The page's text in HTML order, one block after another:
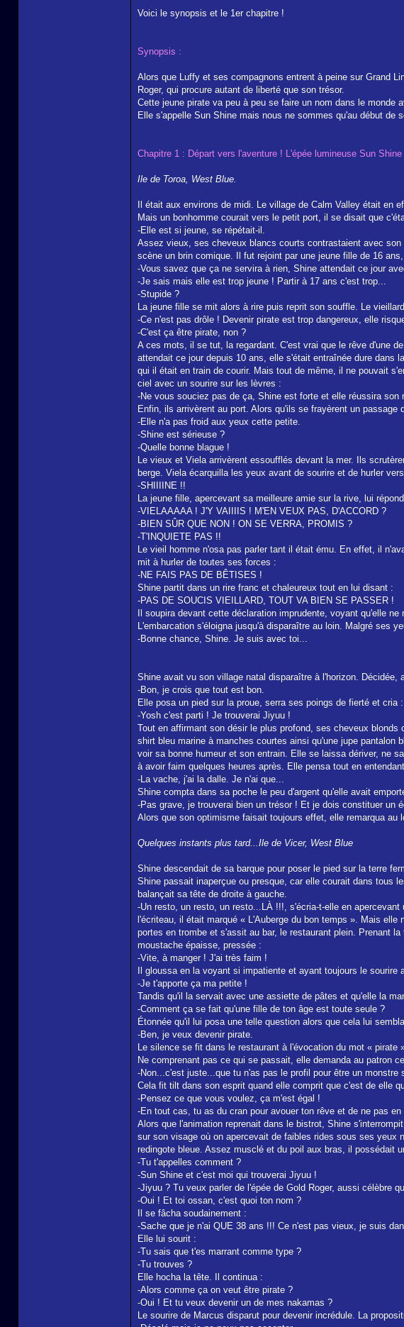
Voici le synopsis et le 1er chapitre !
Synopsis :
Alors que Luffy et ses compagnons entrent à peine sur Grand
Roger, qui procure autant de liberté que son trésor.
Cette jeune pirate va peu à peu se faire un nom dans le
Elle s'appelle Sun Shine mais nous ne sommes qu'au début de
Chapitre 1 : Départ vers l'aventure ! L'épée lumineuse Sun Shine
Ile de Toroa, West Blue.
Il était aux environs de midi. Le village de Calm Valley était
Mais un bonhomme courait vers le petit port, il se disait que
-Elle est si jeune, se répétait-il.
Assez vieux, ses cheveux blancs courts contrastaient avec
scène un brin comique. Il fut rejoint par une jeune fille de 16
-Vous savez que ça ne servira à rien, Shine attendait ce jour
-Je sais mais elle est trop jeune ! Partir à 17 ans c'est trop...
-Stupide ?
La jeune fille se mit alors à rire puis reprit son souffle. Le
-Ce n'est pas drôle ! Devenir pirate est trop dangereux, elle
-C'est ça être pirate, non ?
A ces mots, il se tut, la regardant. C'est vrai que le rêve d'une
attendait ce jour depuis 10 ans, elle s'était entraînée dure dans
qui il était en train de courir. Mais tout de même, il ne pouvait
ciel avec un sourire sur les lèvres :
-Ne vous souciez pas de ça, Shine est forte et elle réussira son
Enfin, ils arrivèrent au port. Alors qu'ils se frayèrent un
-Elle n'a pas froid aux yeux cette petite.
-Shine est sérieuse ?
-Quelle bonne blague !
Le vieux et Viela arrivèrent essoufflés devant la mer. Ils
berge. Viela écarquilla les yeux avant de sourire et de hurler
-SHIIIINE !!
La jeune fille, apercevant sa meilleure amie sur la rive, lui
-VIELAAAAA ! J'Y VAIIIIS ! M'EN VEUX PAS, D'ACCORD ?
-BIEN SÛR QUE NON ! ON SE VERRA, PROMIS ?
-T'INQUIETE PAS !!
Le vieil homme n'osa pas parler tant il était ému. En effet, il
mit à hurler de toutes ses forces :
-NE FAIS PAS DE BÊTISES !
Shine partit dans un rire franc et chaleureux tout en lui disant :
-PAS DE SOUCIS VIEILLARD, TOUT VA BIEN SE PASSER !
Il soupira devant cette déclaration imprudente, voyant qu'elle
L'embarcation s'éloigna jusqu'à disparaître au loin. Malgré ses
-Bonne chance, Shine. Je suis avec toi...
Shine avait vu son village natal disparaître à l'horizon.
-Bon, je crois que tout est bon.
Elle posa un pied sur la proue, serra ses poings de fierté et cria :
-Yosh c'est parti ! Je trouverai Jiyuu !
Tout en affirmant son désir le plus profond, ses cheveux
shirt bleu marine à manches courtes ainsi qu'une jupe
voir sa bonne humeur et son entrain. Elle se laissa dériver, ne
à avoir faim quelques heures après. Elle pensa tout en
-La vache, j'ai la dalle. Je n'ai que...
Shine compta dans sa poche le peu d'argent qu'elle avait
-Pas grave, je trouverai bien un trésor ! Et je dois constituer un
Alors que son optimisme faisait toujours effet, elle remarqua
Quelques instants plus tard...Ile de Vicer, West Blue
Shine descendait de sa barque pour poser le pied sur la terre
Shine passait inaperçue ou presque, car elle courait dans tous
balançait sa tête de droite à gauche.
-Un resto, un resto, un resto...LÀ !!!, s'écria-t-elle en
l'écriteau, il était marqué « L'Auberge du bon temps ». Mais
portes en trombe et s'assit au bar, le restaurant plein. Prenant
moustache épaisse, pressée :
-Vite, à manger ! J'ai très faim !
Il gloussa en la voyant si impatiente et ayant toujours le
-Je t'apporte ça ma petite !
Tandis qu'il la servait avec une assiette de pâtes et qu'elle la
-Comment ça se fait qu'une fille de ton âge est toute seule ?
Étonnée qu'il lui posa une telle question alors que cela lui
-Ben, je veux devenir pirate.
Le silence se fit dans le restaurant à l'évocation du mot «
Ne comprenant pas ce qui se passait, elle demanda au patron
-Non...c'est juste...que tu n'as pas le profil pour être un monstre
Cela fit tilt dans son esprit quand elle comprit que c'est de elle
-Pensez ce que vous voulez, ça m'est égal !
-En tout cas, tu as du cran pour avouer ton rêve et de ne pas
Alors que l'animation reprenait dans le bistrot, Shine
sur son visage où on apercevait de faibles rides sous ses
redingote bleue. Assez musclé et du poil aux bras, il possédait
-Tu t'appelles comment ?
-Sun Shine et c'est moi qui trouverai Jiyuu !
-Jiyuu ? Tu veux parler de l'épée de Gold Roger, aussi célèbre
-Oui ! Et toi ossan, c'est quoi ton nom ?
Il se fâcha soudainement :
-Sache que je n'ai QUE 38 ans !!! Ce n'est pas vieux, je suis
Elle lui sourit :
-Tu sais que t'es marrant comme type ?
-Tu trouves ?
Elle hocha la tête. Il continua :
-Alors comme ça on veut être pirate ?
-Oui ! Et tu veux devenir un de mes nakamas ?
Le sourire de Marcus disparut pour devenir incrédule. La